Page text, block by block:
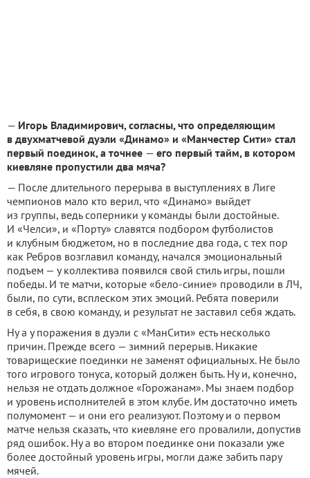
— Игорь Владимирович, согласны, что определяющим
в двухматчевой дуэли «Динамо» и «Манчестер Сити» стал
первый поединок, а точнее — его первый тайм, в котором
киевляне пропустили два мяча?
— После длительного перерыва в выступлениях в Лиге
чемпионов мало кто верил, что «Динамо» выйдет
из группы, ведь соперники у команды были достойные.
И «Челси», и «Порту» славятся подбором футболистов
и клубным бюджетом, но в последние два года, с тех пор
как Ребров возглавил команду, начался эмоциональный
подъем — у коллектива появился свой стиль игры, пошли
победы. И те матчи, которые «бело-синие» проводили в ЛЧ,
были, по сути, всплеском этих эмоций. Ребята поверили
в себя, в свою команду, и результат не заставил себя ждать.
Ну а у поражения в дуэли с «МанСити» есть несколько
причин. Прежде всего — зимний перерыв. Никакие
товарищеские поединки не заменят официальных. Не было
того игрового тонуса, который должен быть. Ну и, конечно,
нельзя не отдать должное «Горожанам». Мы знаем подбор
и уровень исполнителей в этом клубе. Им достаточно иметь
полумомент — и они его реализуют. Поэтому и о первом
матче нельзя сказать, что киевляне его провалили, допустив
ряд ошибок. Ну а во втором поединке они показали уже
более достойный уровень игры, могли даже забить пару
мячей.